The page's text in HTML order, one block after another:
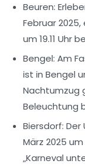
Beuren:
Februar
um 19.11 Uhr
Bengel: Am
ist in Bengel
Nachtumzug
Beleuchtung
Biersdorf: Der
März 2025
„Karneval